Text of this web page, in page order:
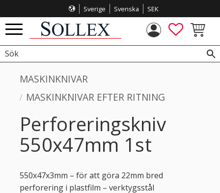
Meny
Sverige Svenska SEK
FAVORITER
MASKINKNIVAR
MASKINKNIVAR EFTER RITNING
Perforeringskniv
550x47mm 1st
550x47x3mm – för att göra 22mm bred
perforering i plastfilm – verktygsstål